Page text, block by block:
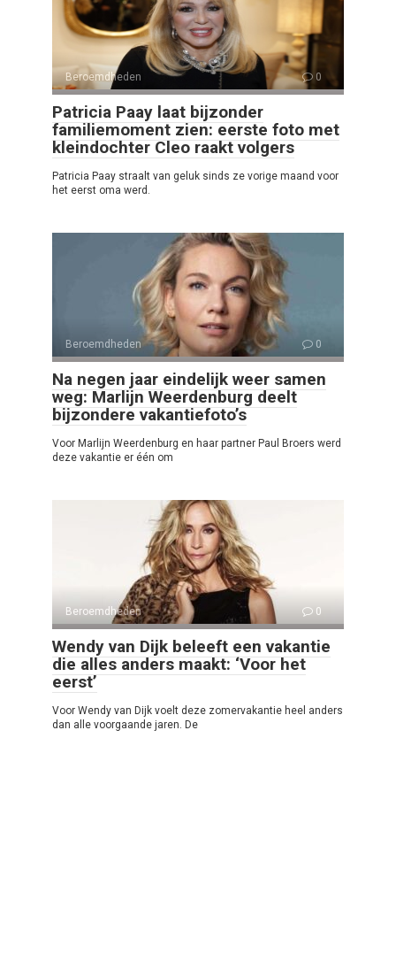
Beroemdheden 0
Patricia Paay laat bijzonder
familiemoment zien: eerste foto met
kleindochter Cleo raakt volgers
Patricia Paay straalt van geluk sinds ze vorige maand voor
het eerst oma werd.
Beroemdheden 0
Na negen jaar eindelijk weer samen
weg: Marlijn Weerdenburg deelt
bijzondere vakantiefoto’s
Voor Marlijn Weerdenburg en haar partner Paul Broers werd
deze vakantie er één om
Beroemdheden 0
Wendy van Dijk beleeft een vakantie
die alles anders maakt: ‘Voor het
eerst’
Voor Wendy van Dijk voelt deze zomervakantie heel anders
dan alle voorgaande jaren. De